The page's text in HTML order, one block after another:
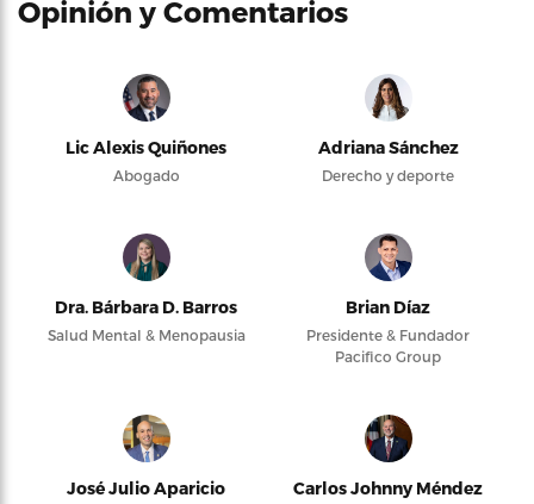
Opinión y Comentarios
Lic Alexis Quiñones
Abogado
Adriana Sánchez
Derecho y deporte
Dra. Bárbara D. Barros
Salud Mental & Menopausia
Brian Díaz
Presidente & Fundador
Pacifico Group
José Julio Aparicio
Carlos Johnny Méndez